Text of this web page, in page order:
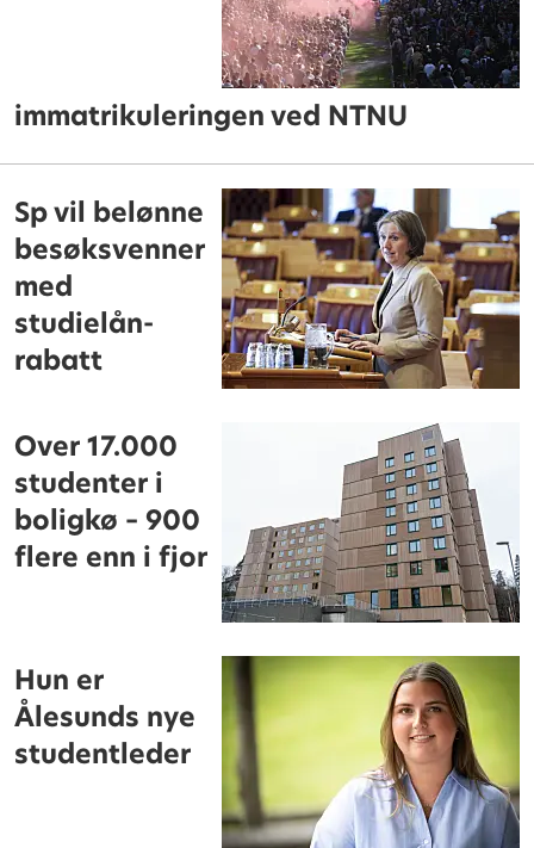
immatrikuleringen ved NTNU
Sp vil belønne
besøksvenner
med
studielån-
rabatt
Over 17.000
studenter i
boligkø – 900
flere enn i fjor
Hun er
Ålesunds nye
studentleder